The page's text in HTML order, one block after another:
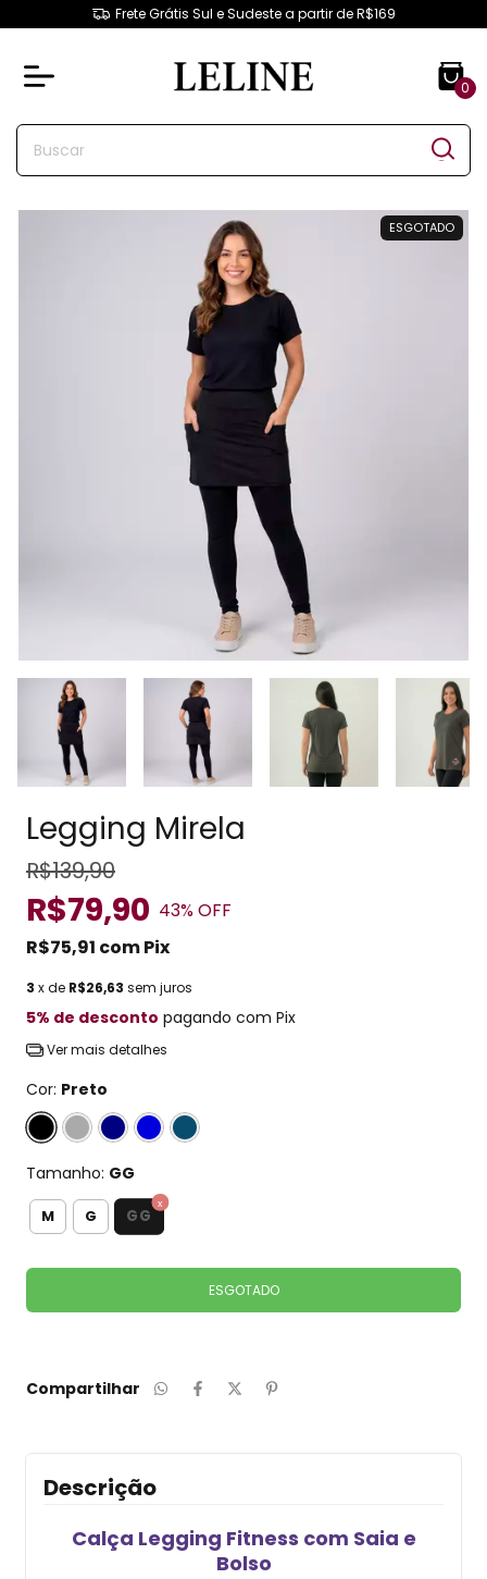
Frete Grátis Sul e Sudeste a partir de R$169
0
ESGOTADO
Legging Mirela
R$139,90
R$79,90 43% OFF
R$75,91 comPix
3 x de R$26,63 sem juros
5% de desconto pagando com Pix
Ver mais detalhes
Cor: Preto
Tamanho: GG
M G GG
Compartilhar
Descrição
Calça Legging Fitness com Saia e
Bolso